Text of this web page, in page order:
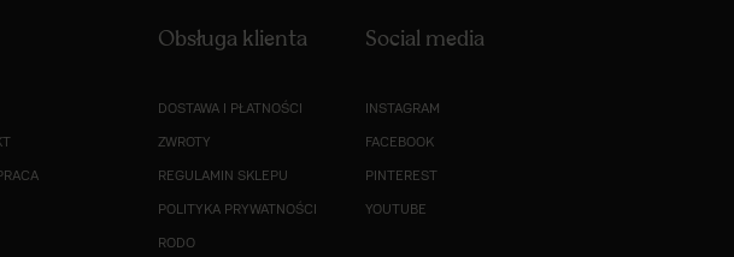
Obsługa klienta
DOSTAWA I PŁATNOŚCI
ZWROTY
REGULAMIN SKLEPU
POLITYKA PRYWATNOŚCI
RODO
Social media
INSTAGRAM
FACEBOOK
PINTEREST
YOUTUBE